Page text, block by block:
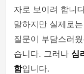
자로 보이려 합니
말하지만 실제로
질문이 부담스러
습니다. 그러나 심
함입니다.